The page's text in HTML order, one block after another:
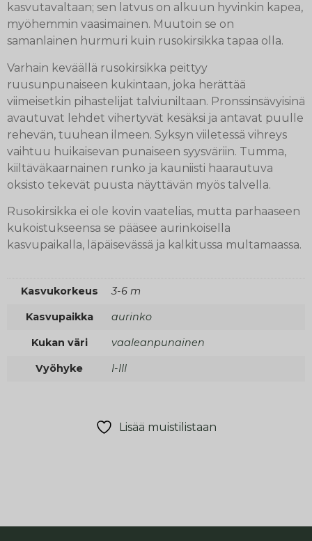
kasvutavaltaan; sen latvus on alkuun hyvinkin kapea,
myöhemmin vaasimainen. Muutoin se on
samanlainen hurmuri kuin rusokirsikka tapaa olla.
Varhain keväällä rusokirsikka peittyy
ruusunpunaiseen kukintaan, joka herättää
viimeisetkin pihastelijat talviuniltaan. Pronssinsävyisinä
avautuvat lehdet vihertyvät kesäksi ja antavat puulle
rehevän, tuuhean ilmeen. Syksyn viiletessä vihreys
vaihtuu huikaisevan punaiseen syysväriin. Tumma,
kiiltäväkaarnainen runko ja kauniisti haarautuva
oksisto tekevät puusta näyttävän myös talvella.
Rusokirsikka ei ole kovin vaatelias, mutta parhaaseen
kukoistukseensa se pääsee aurinkoisella
kasvupaikalla, läpäisevässä ja kalkitussa multamaassa.
Kasvukorkeus 3-6 m
Kasvupaikka aurinko
Kukan väri vaaleanpunainen
Vyöhyke I-III
Lisää muistilistaan